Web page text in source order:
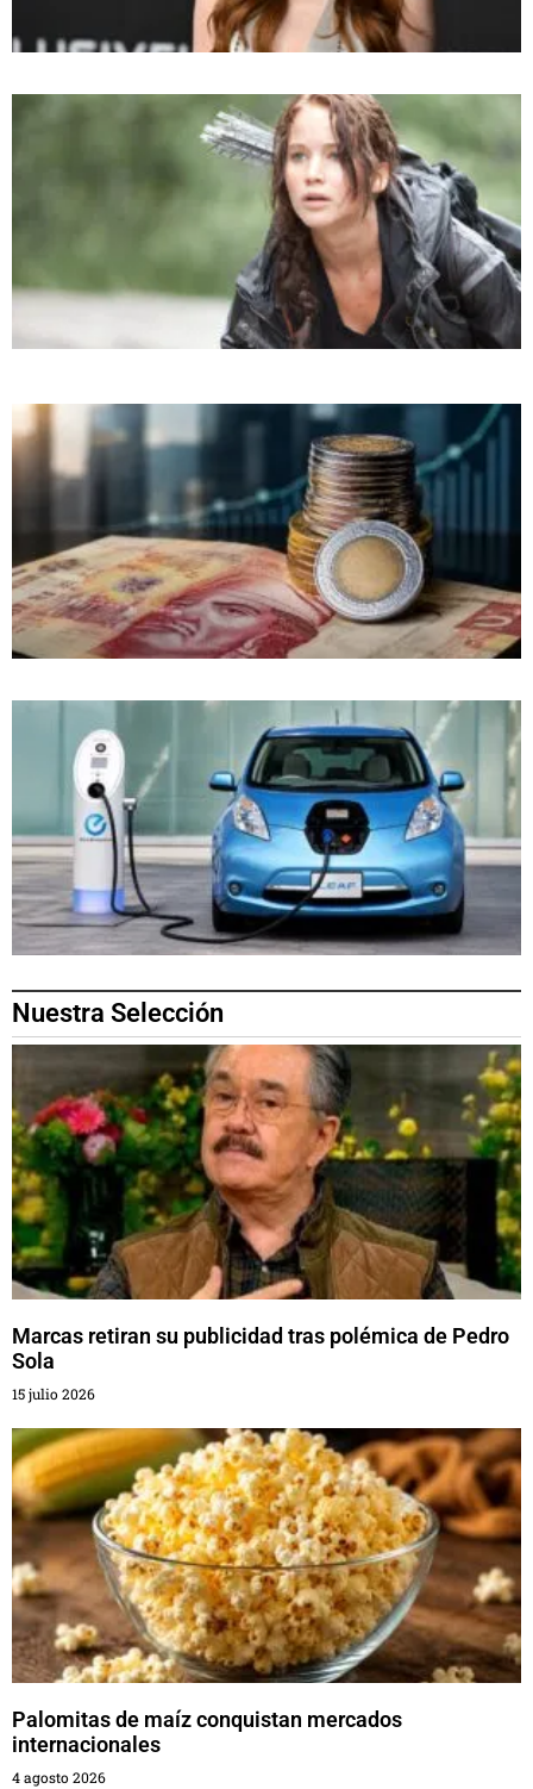
Nuestra Selección
Marcas retiran su publicidad tras polémica de Pedro
Sola
15 julio 2026
Palomitas de maíz conquistan mercados
internacionales
4 agosto 2026